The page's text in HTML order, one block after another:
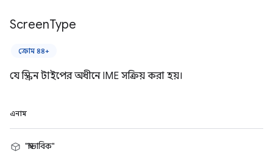
ScreenType
ক্রোম ৪৪+
যে স্ক্রিন টাইপের অধীনে IME সক্রিয় করা হয়।
এনাম
"স্বাভাবিক"